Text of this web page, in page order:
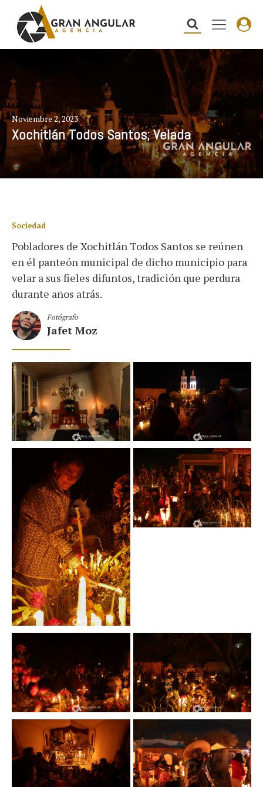
Noviembre 2, 2023
Xochitlán Todos Santos; Velada
Sociedad
Pobladores de Xochitlán Todos Santos se reúnen
en él panteón municipal de dicho municipio para
velar a sus fieles difuntos, tradición que perdura
durante años atrás.
Fotógrafo
Jafet Moz